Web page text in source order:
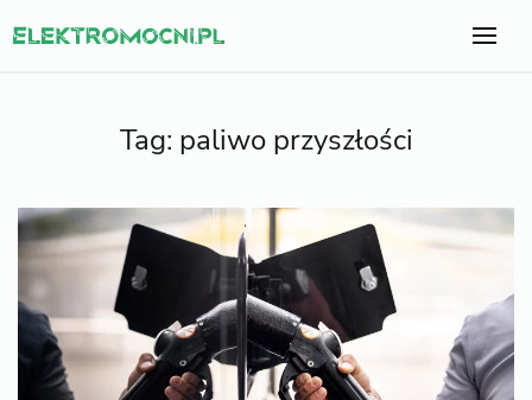
Tag: paliwo przyszłości